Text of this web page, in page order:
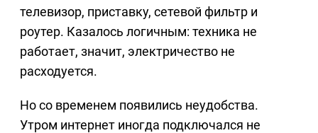
телевизор, приставку, сетевой фильтр и
роутер. Казалось логичным: техника не
работает, значит, электричество не
расходуется.
Но со временем появились неудобства.
Утром интернет иногда подключался не